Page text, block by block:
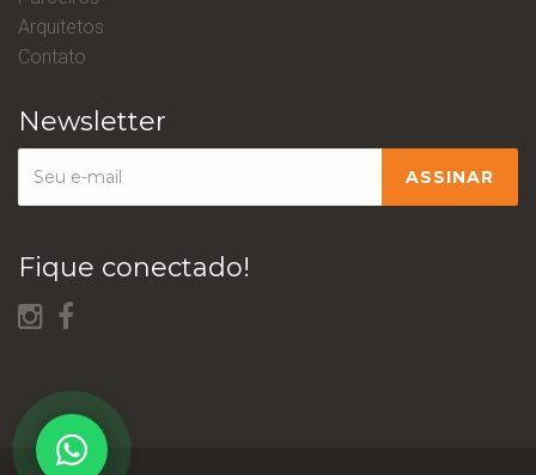
Arquitetos
Contato
Newsletter
Fique conectado!